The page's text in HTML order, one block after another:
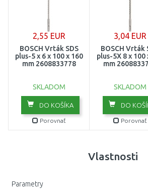
2,55 EUR
BOSCH Vrták SDS
plus-5 x 6 x 100 x 160
mm 2608833778
SKLADOM
DO KOŠÍKA
Porovnať
3,04 EUR
BOSCH Vrták
plus-5X 8 x 100
mm
SKLADOM
DO
Porovnať
Vlastnosti
Parametry